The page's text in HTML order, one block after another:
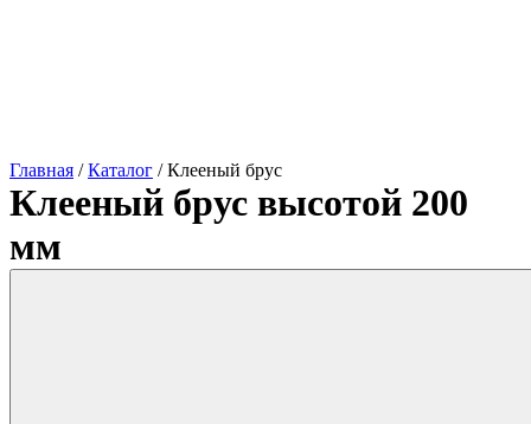
Главная /Каталог /Клееный брус
Клееный брус высотой 200
мм